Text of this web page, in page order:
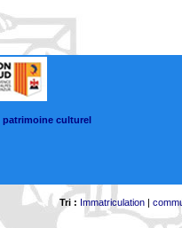
patrimoine culturel
Tri : Immatriculation|